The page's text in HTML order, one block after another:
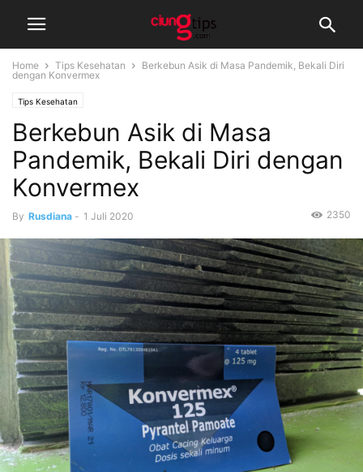
Home Tips Kesehatan
Berkebun Asik di Masa Pandemik, Bekali Diri
dengan Konvermex
Tips Kesehatan
Berkebun Asik di Masa
Pandemik, Bekali Diri dengan
Konvermex
By Rusdiana - 1 Juli 2020 2350